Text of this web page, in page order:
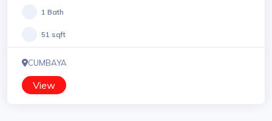
1 Bath
51 sqft
CUMBAYA
View